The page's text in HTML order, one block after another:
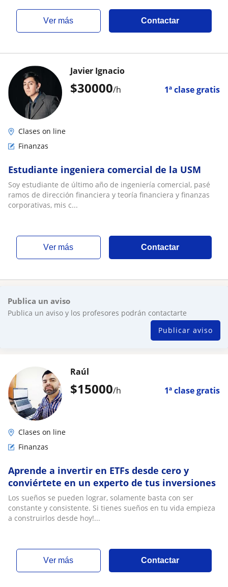
ver más Contactar
$30000/h 1ª clase gratis
Javier Ignacio
Clases on line
Finanzas
Estudiante ingeniera comercial de la USM
Soy estudiante de último año de ingeniería comercial, pasé
ramos de dirección financiera y teoría financiera y finanzas
corporativas, mis c...
ver más Contactar
Publica un aviso
Publica un aviso y los profesores podrán contactarte
Publicar aviso
$15000/h 1ª clase gratis
Raúl
Clases on line
Finanzas
Aprende a invertir en ETFs desde cero y
conviértete en un experto de tus inversiones
Los sueños se pueden lograr, solamente basta con ser
constante y consistente. Si tienes sueños en tu vida empieza
a construirlos desde hoy!...
ver más Contactar